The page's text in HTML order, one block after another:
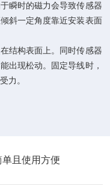
瞬时的磁力会导致传感器
斜一定角度靠近安装表面
结构表面上。同时传感器
出现松动。固定导线时，
力。
单且使用方便